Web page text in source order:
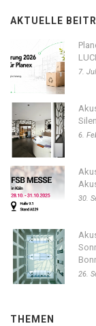
AKTUELLE
7.
6.
30.
26.
THEMEN